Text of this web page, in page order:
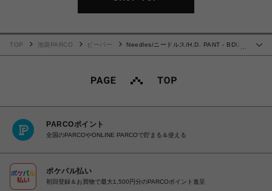
TOP 池袋PARCO ビーバー
Needles/ニードルス/H.D. PANT - BDU /
PARCOポイント
全国のPARCOやONLINE PARCOで貯まる＆使える
ポケパル払い
初回登録＆お買物で最大1,500円分のPARCOポイント進呈